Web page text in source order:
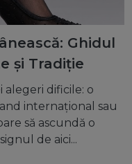
Ghidul
și Tradiție
alegeri dificile: o
internațional sau
să ascundă o
de aici...